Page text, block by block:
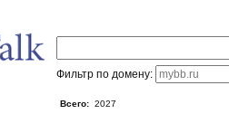
Фильтр по домену:
Всего: 2027